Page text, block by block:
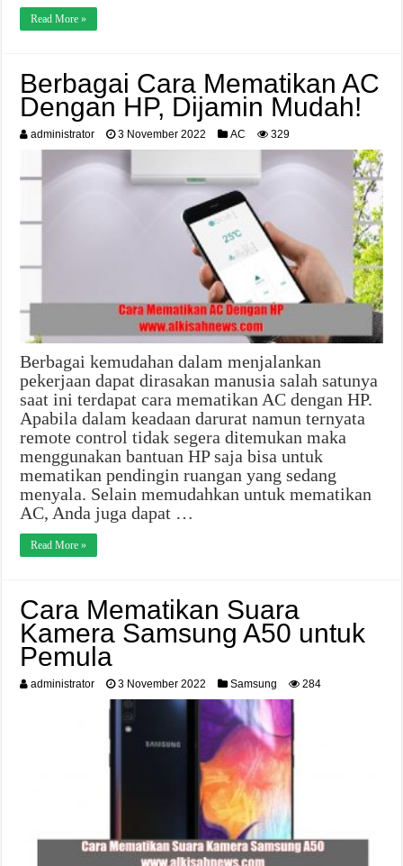
Read More »
Berbagai Cara Mematikan AC
Dengan HP, Dijamin Mudah!
administrator 3 November 2022 AC 329
Berbagai kemudahan dalam menjalankan
pekerjaan dapat dirasakan manusia salah satunya
saat ini terdapat cara mematikan AC dengan HP.
Apabila dalam keadaan darurat namun ternyata
remote control tidak segera ditemukan maka
menggunakan bantuan HP saja bisa untuk
mematikan pendingin ruangan yang sedang
menyala. Selain memudahkan untuk mematikan
AC, Anda juga dapat …
Read More »
Cara Mematikan Suara
Kamera Samsung A50 untuk
Pemula
administrator 3 November 2022 Samsung 284